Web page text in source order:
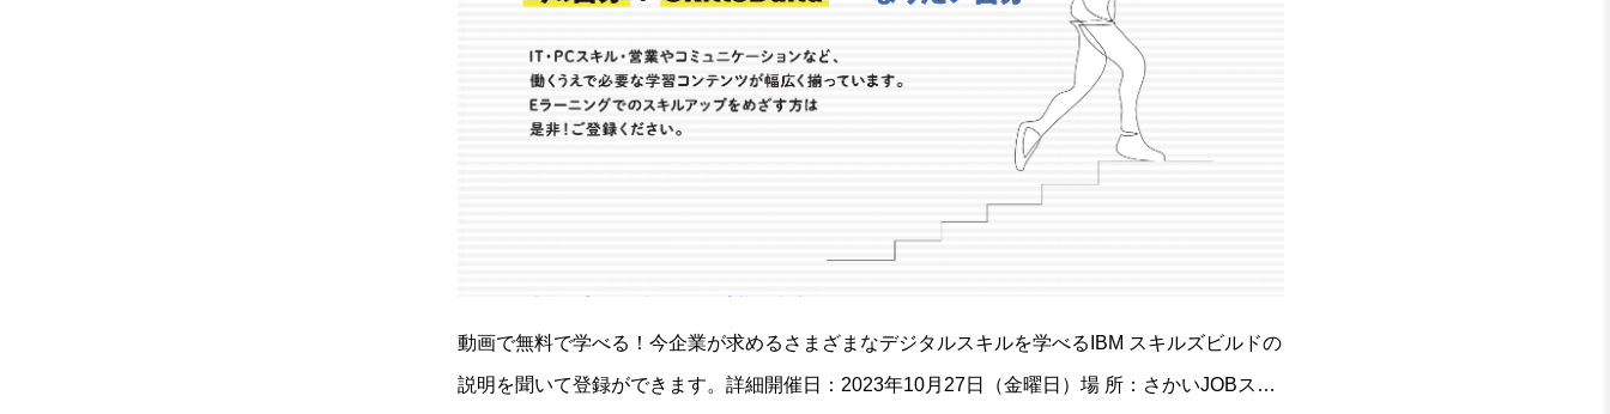
動画で無料で学べる！今企業が求めるさまざまなデジタルスキルを学べるIBM スキルズビルドの
説明を聞いて登録ができます。詳細開催日：2023年10月27日（金曜日）場 所：さかいJOBステ